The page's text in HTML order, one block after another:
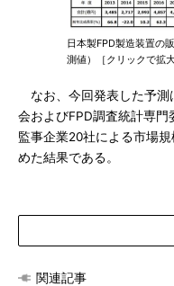
日本製FPD製造装置の
測値）［クリックで拡
なお、今回発表した予測
会およびFPD調査統計専門
監事企業20社による市場
めた結果である。
関連記事